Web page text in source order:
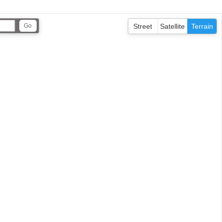
Street Satellite Terrain